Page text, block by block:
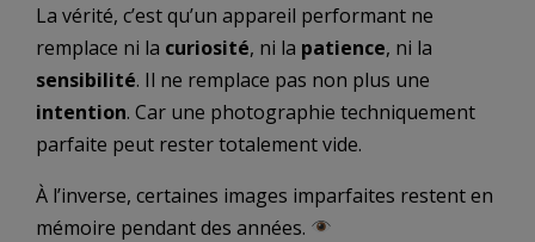
La vérité, c’est qu’un appareil performant ne
remplace ni la curiosité, ni la patience, ni la
sensibilité. Il ne remplace pas non plus une
intention. Car une photographie techniquement
parfaite peut rester totalement vide.
À l’inverse, certaines images imparfaites restent en
mémoire pendant des années.